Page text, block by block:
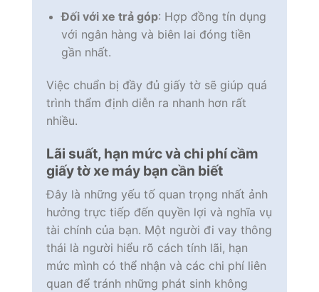
Đối với xe trả góp: Hợp đồng tín dụng
với ngân hàng và biên lai đóng tiền
gần nhất.
Việc chuẩn bị đầy đủ giấy tờ sẽ giúp quá
trình thẩm định diễn ra nhanh hơn rất
nhiều.
Lãi suất, hạn mức và chi phí cầm
giấy tờ xe máy bạn cần biết
Đây là những yếu tố quan trọng nhất ảnh
hưởng trực tiếp đến quyền lợi và nghĩa vụ
tài chính của bạn. Một người đi vay thông
thái là người hiểu rõ cách tính lãi, hạn
mức mình có thể nhận và các chi phí liên
quan để tránh những phát sinh không